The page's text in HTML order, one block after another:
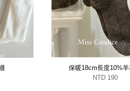
保暖18cm長度10%
NTD 190